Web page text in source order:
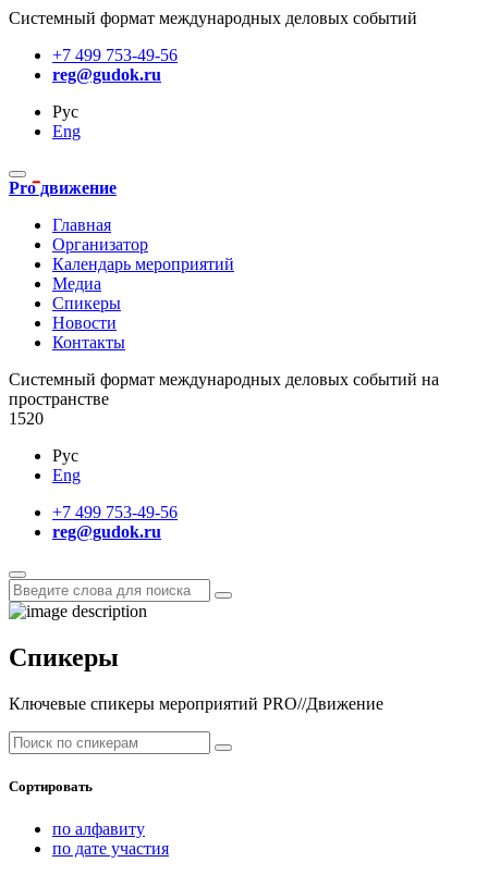
Системный формат международных деловых событий
+7 499 753-49-56
reg@gudok.ru
Рус
Eng
Pro движение
Главная
Организатор
Календарь мероприятий
Медиа
Спикеры
Новости
Контакты
Cистемный формат международных деловых событий на
пространстве
1520
Рус
Eng
+7 499 753-49-56
reg@gudok.ru
Спикеры
Ключевые спикеры мероприятий PRO//Движение
Сортировать
по алфавиту
по дате участия